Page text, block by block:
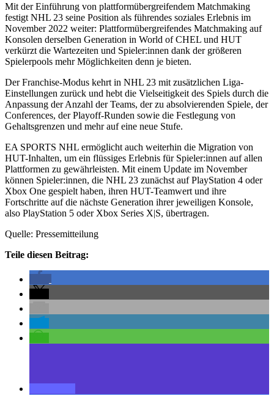
Mit der Einführung von plattformübergreifendem Matchmaking
festigt NHL 23 seine Position als führendes soziales Erlebnis im
November 2022 weiter: Plattformübergreifendes Matchmaking auf
Konsolen derselben Generation in World of CHEL und HUT
verkürzt die Wartezeiten und Spieler:innen dank der größeren
Spielerpools mehr Möglichkeiten denn je bieten.
Der Franchise-Modus kehrt in NHL 23 mit zusätzlichen Liga-
Einstellungen zurück und hebt die Vielseitigkeit des Spiels durch die
Anpassung der Anzahl der Teams, der zu absolvierenden Spiele, der
Conferences, der Playoff-Runden sowie die Festlegung von
Gehaltsgrenzen und mehr auf eine neue Stufe.
EA SPORTS NHL ermöglicht auch weiterhin die Migration von
HUT-Inhalten, um ein flüssiges Erlebnis für Spieler:innen auf allen
Plattformen zu gewährleisten. Mit einem Update im November
können Spieler:innen, die NHL 23 zunächst auf PlayStation 4 oder
Xbox One gespielt haben, ihren HUT-Teamwert und ihre
Fortschritte auf die nächste Generation ihrer jeweiligen Konsole,
also PlayStation 5 oder Xbox Series X|S, übertragen.
Quelle: Pressemitteilung
Teile diesen Beitrag: